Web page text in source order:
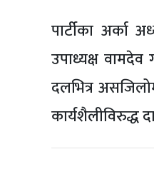
पार्टीका अर्का
उपाध्यक्ष वामदेव
दलभित्र
कार्यशैलीविरुद्ध